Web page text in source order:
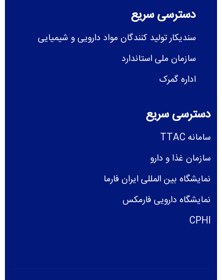
دسترسی سریع
سندیکار تولید کنندگان مواد دارویی و شیمیایی
سازمان ملی استاندارد
اداره گمرک
دسترسی سریع
سامانه TTAC
سازمان غذا و دارو
نمایشگاه بین المللی ایران فارما
نمایشگاه دارویی فارمکس
CPHI